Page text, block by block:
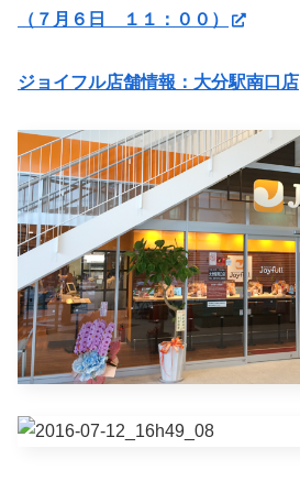
（７月６日 １１：００）
ジョイフル店舗情報：大分駅南口店